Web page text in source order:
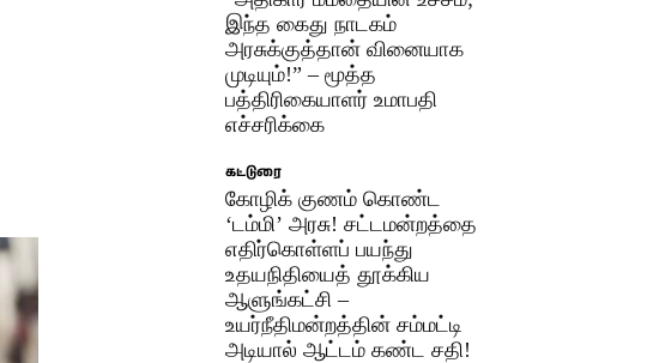
இந்த கைது நாடகம்
அரசுக்குத்தான் வினையாக
முடியும்!” – மூத்த
பத்திரிகையாளர் உமாபதி
எச்சரிக்கை
கட்டுரை
கோழிக் குணம் கொண்ட
‘டம்மி’ அரசு! சட்டமன்றத்தை
எதிர்கொள்ளப் பயந்து
உதயநிதியைத் தூக்கிய
ஆளுங்கட்சி –
உயர்நீதிமன்றத்தின் சம்மட்டி
அடியால் ஆட்டம் கண்ட சதி!